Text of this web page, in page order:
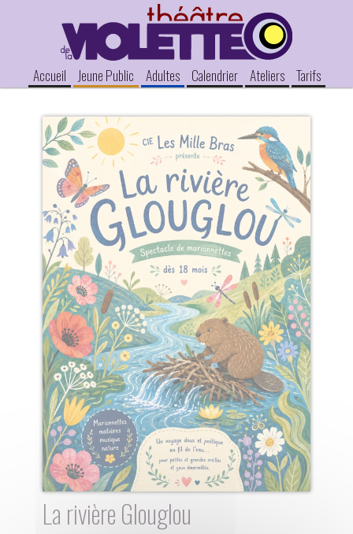
Accueil Jeune Public Adultes Calendrier Ateliers Tarifs
La rivière Glouglou